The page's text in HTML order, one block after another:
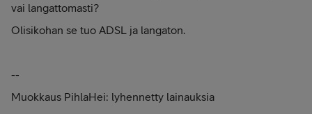
vai langattomasti?
Olisikohan se tuo ADSL ja langaton.
--
Muokkaus PihlaHei: lyhennetty lainauksia